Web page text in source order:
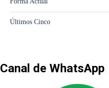
Canal de WhatsApp